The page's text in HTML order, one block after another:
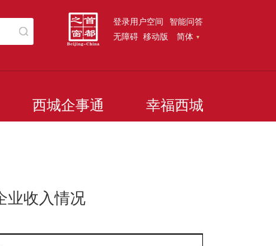
登录用户空间 智能问答
无障碍 移动版 简体
西城企事通 幸福西城
业收入情况